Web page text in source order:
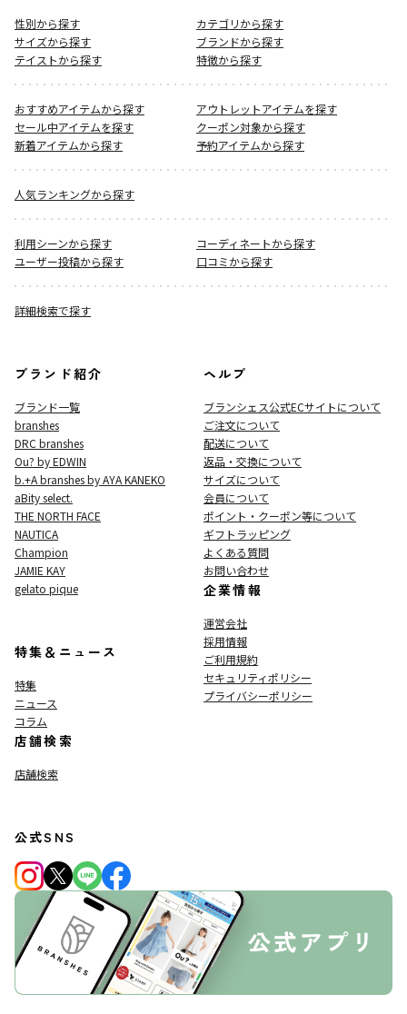
性別から探す
カテゴリから探す
サイズから探す
ブランドから探す
テイストから探す
特徴から探す
おすすめアイテムから探す
アウトレットアイテムを探す
セール中アイテムを探す
クーポン対象から探す
新着アイテムから探す
予約アイテムから探す
人気ランキングから探す
利用シーンから探す
コーディネートから探す
ユーザー投稿から探す
口コミから探す
詳細検索で探す
ブランド紹介
ブランド一覧
branshes
DRC branshes
Ou? by EDWIN
b.+A branshes by AYA KANEKO
aBity select.
THE NORTH FACE
NAUTICA
Champion
JAMIE KAY
gelato pique
特集＆ニュース
特集
ニュース
コラム
店舗検索
店舗検索
ヘルプ
ブランシェス公式ECサイトについて
ご注文について
配送について
返品・交換について
サイズについて
会員について
ポイント・クーポン等について
ギフトラッピング
よくある質問
お問い合わせ
企業情報
運営会社
採用情報
ご利用規約
セキュリティポリシー
プライバシーポリシー
公式SNS